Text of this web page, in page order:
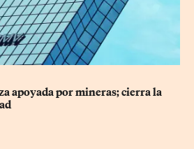
apoyada por mineras; cierra la